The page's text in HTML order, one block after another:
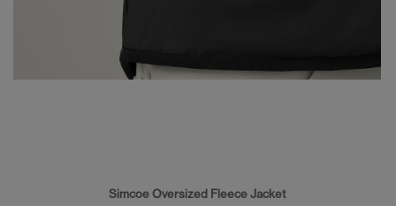
Simcoe Oversized Fleece Jacket